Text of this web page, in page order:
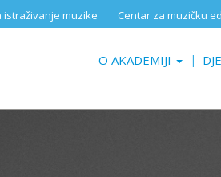
istraživanje muzike Centar za muzičku
O AKADEMIJI